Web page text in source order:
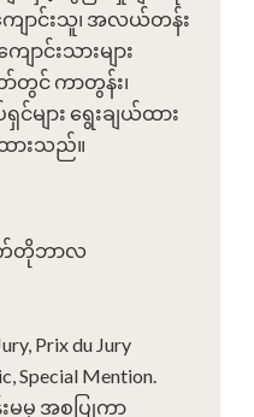
ောင်းသူ၊ အလယ်တန်း
ာင်းသားများ
င် ကာတွန်း၊
ျား ရွေးချယ်ထား
ထားသည်။
က်တိုဘာလ
Prix du Jury
Special Mention.
မမှ အစပြုကာ